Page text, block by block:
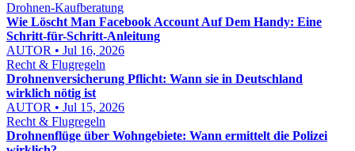
Drohnen-Kaufberatung
Wie Löscht Man Facebook Account Auf Dem Handy: Eine
Schritt-für-Schritt-Anleitung
AUTOR • Jul 16, 2026
Recht & Flugregeln
Drohnenversicherung Pflicht: Wann sie in Deutschland
wirklich nötig ist
AUTOR • Jul 15, 2026
Recht & Flugregeln
Drohnenflüge über Wohngebiete: Wann ermittelt die Polizei